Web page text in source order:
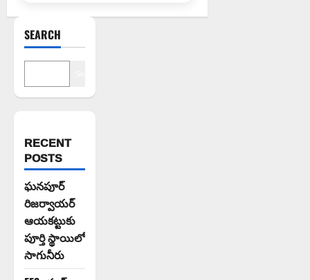
SEARCH
RECENT
POSTS
ఘనపూర్
రిజర్వాయర్
ఆయకట్టుకు
పూర్తి స్థాయిలో
సాగునీరు